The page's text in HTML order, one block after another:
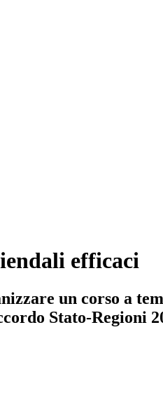
efficaci
un corso a
Stato-Regioni